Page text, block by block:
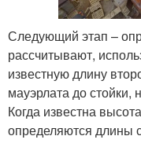
Следующий этап –
рассчитывают,
известную длину
мауэрлата до стойки,
Когда известна
определяются длины